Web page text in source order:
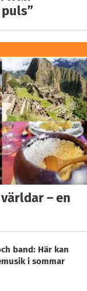
– en
band: Här kan
i sommar